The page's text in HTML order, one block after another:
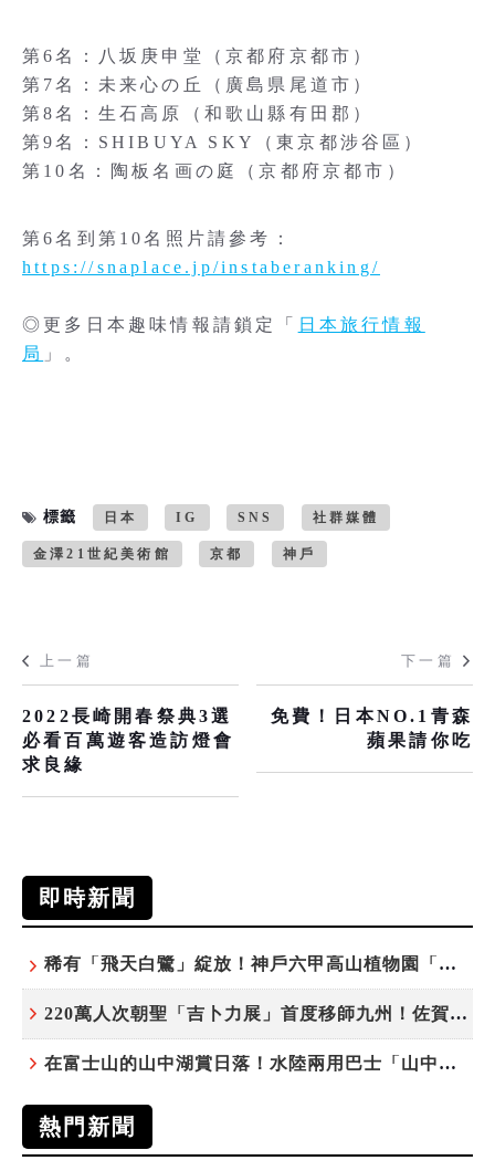
第6名：八坂庚申堂（京都府京都市）
第7名：未来心の丘（廣島県尾道市）
第8名：生石高原（和歌山縣有田郡）
第9名：SHIBUYA SKY（東京都涉谷區）
第10名：陶板名画の庭（京都府京都市）
第6名到第10名照片請參考：
https://snaplace.jp/instaberanking/
◎更多日本趣味情報請鎖定「
日本旅行情報
局 」。
標籤 日本 IG SNS 社群媒體
金澤21世紀美術館 京都 神戶
上一篇
2022長崎開春祭典3選
必看百萬遊客造訪燈會
求良緣
下一篇
免費！日本NO.1青森
蘋果請你吃
即時新聞
稀有「飛天白鷺」綻放！神戶六甲高山植物園「鷺草」珍貴現身
220萬人次朝聖「吉卜力展」首度移師九州！佐賀站早鳥平日套票8/10搶先開賣
在富士山的山中湖賞日落！水陸兩用巴士「山中湖的河馬」暑假加開夕陽班次
熱門新聞